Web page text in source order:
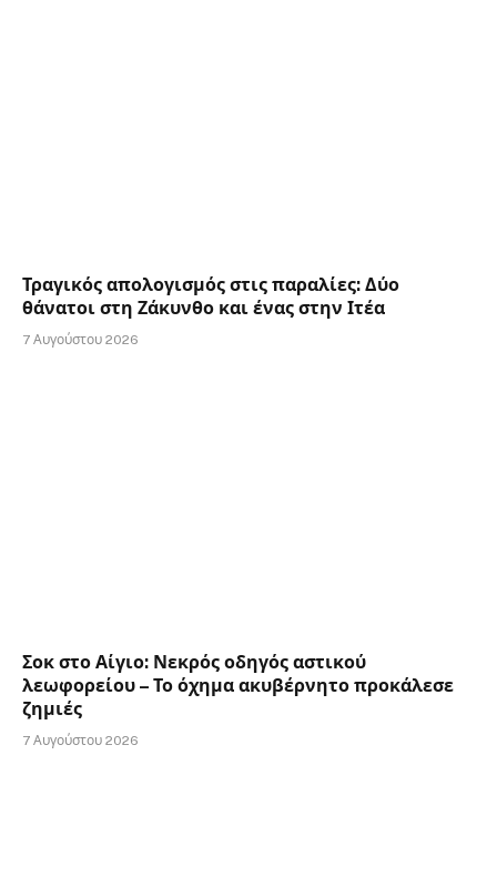
Τραγικός απολογισμός στις παραλίες: Δύο
θάνατοι στη Ζάκυνθο και ένας στην Ιτέα
7 Αυγούστου 2026
Σοκ στο Αίγιο: Νεκρός οδηγός αστικού
λεωφορείου – Το όχημα ακυβέρνητο προκάλεσε
ζημιές
7 Αυγούστου 2026